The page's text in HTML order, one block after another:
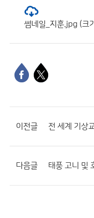
썸네일_지훈.jpg (크
이전글 전 세계 기상
다음글 태풍 고니 및